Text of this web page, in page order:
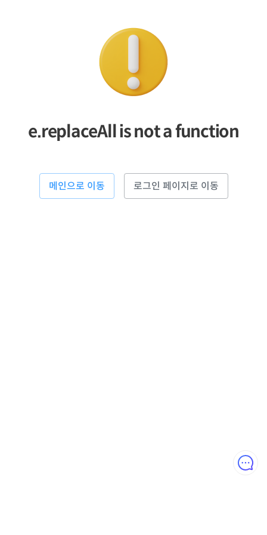
e.replaceAll is not a function
메인으로 이동 로그인 페이지로 이동